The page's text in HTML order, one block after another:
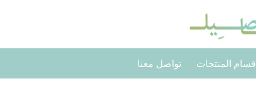
أقسام المنتجات تواصل معنا